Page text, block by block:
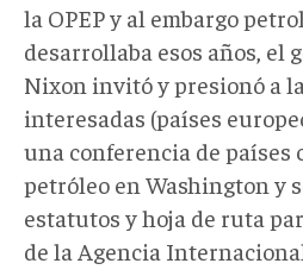
la OPEP y al embargo
desarrollaba esos años, el
Nixon invitó y presionó a
interesadas (países
una conferencia de países
petróleo en Washington y
estatutos y hoja de ruta
de la Agencia